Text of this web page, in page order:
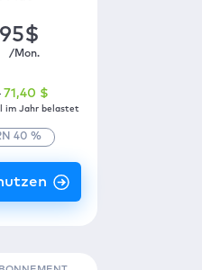
$
/Mon.
71 ,40 $
im Jahr belastet
40 %